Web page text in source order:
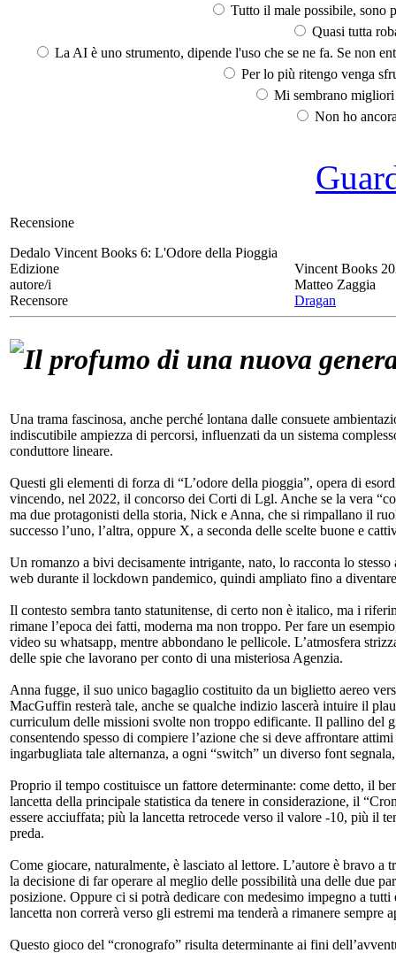
Tutto il male possibile, sono
Quasi tutta
La AI è uno strumento, dipende l'uso che se ne fa. Se non
Per lo più ritengo venga
Mi sembrano
Non ho
Recensione
Dedalo Vincent Books 6: L'Odore della Pioggia
Edizione
Vincent Books
autore/i
Matteo Zaggia
Recensore
Dragan
Il profumo di una nuova
Una trama fascinosa, anche perché lontana dalle consuete
indiscutibile ampiezza di percorsi, influenzati da un sistema
conduttore lineare.
Questi gli elementi di forza di “L’odore della pioggia”, opera di
vincendo, nel 2022, il concorso dei Corti di Lgl. Anche se la vera
ma due protagonisti della storia, Nick e Anna, che si rimpallano il
successo l’uno, l’altra, oppure X, a seconda delle scelte buone e
Un romanzo a bivi decisamente intrigante, nato, lo racconta lo
web durante il lockdown pandemico, quindi ampliato fino a
Il contesto sembra tanto statunitense, di certo non è italico, ma i
rimane l’epoca dei fatti, moderna ma non troppo. Per fare un
video su whatsapp, mentre abbondano le pellicole. L’atmosfera
delle spie che lavorano per conto di una misteriosa Agenzia.
Anna fugge, il suo unico bagaglio costituito da un biglietto aereo
MacGuffin resterà tale, anche se qualche indizio lascerà intuire il
curriculum delle missioni svolte non troppo edificante. Il pallino del
consentendo spesso di compiere l’azione che si deve affrontare
ingarbugliata tale alternanza, a ogni “switch” un diverso font
Proprio il tempo costituisce un fattore determinante: come detto, il
lancetta della principale statistica da tenere in considerazione, il
essere acciuffata; più la lancetta retrocede verso il valore -10, più il
preda.
Come giocare, naturalmente, è lasciato al lettore. L’autore è bravo
la decisione di far operare al meglio delle possibilità una delle due
posizione. Oppure ci si potrà dedicare con medesimo impegno a
lancetta non correrà verso gli estremi ma tenderà a rimanere sempre
Questo gioco del “cronografo” risulta determinante ai fini